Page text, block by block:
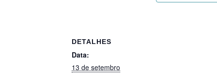
DETALHES
Data:
13 de setembro